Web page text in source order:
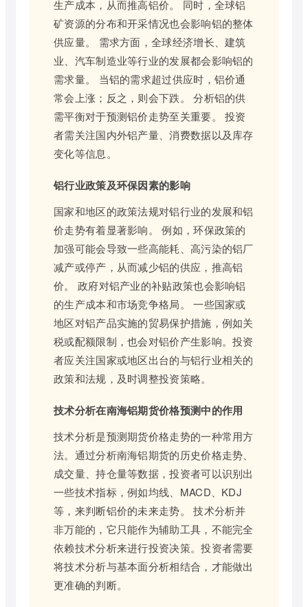
生产成本，从而推高铝价。 同时，全球铝
矿资源的分布和开采情况也会影响铝的整体
供应量。 需求方面，全球经济增长、建筑
业、汽车制造业等行业的发展都会影响铝的
需求量。 当铝的需求超过供应时，铝价通
常会上涨；反之，则会下跌。 分析铝的供
需平衡对于预测铝价走势至关重要。 投资
者需关注国内外铝产量、消费数据以及库存
变化等信息。
铝行业政策及环保因素的影响
国家和地区的政策法规对铝行业的发展和铝
价走势有着显著影响。 例如，环保政策的
加强可能会导致一些高能耗、高污染的铝厂
减产或停产，从而减少铝的供应，推高铝
价。 政府对铝产业的补贴政策也会影响铝
的生产成本和市场竞争格局。 一些国家或
地区对铝产品实施的贸易保护措施，例如关
税或配额限制，也会对铝价产生影响。投资
者应关注国家或地区出台的与铝行业相关的
政策和法规，及时调整投资策略。
技术分析在南海铝期货价格预测中的作用
技术分析是预测期货价格走势的一种常用方
法。通过分析南海铝期货的历史价格走势、
成交量、持仓量等数据，投资者可以识别出
一些技术指标，例如均线、MACD、KDJ
等，来判断铝价的未来走势。 技术分析并
非万能的，它只能作为辅助工具，不能完全
依赖技术分析来进行投资决策。投资者需要
将技术分析与基本面分析相结合，才能做出
更准确的判断。